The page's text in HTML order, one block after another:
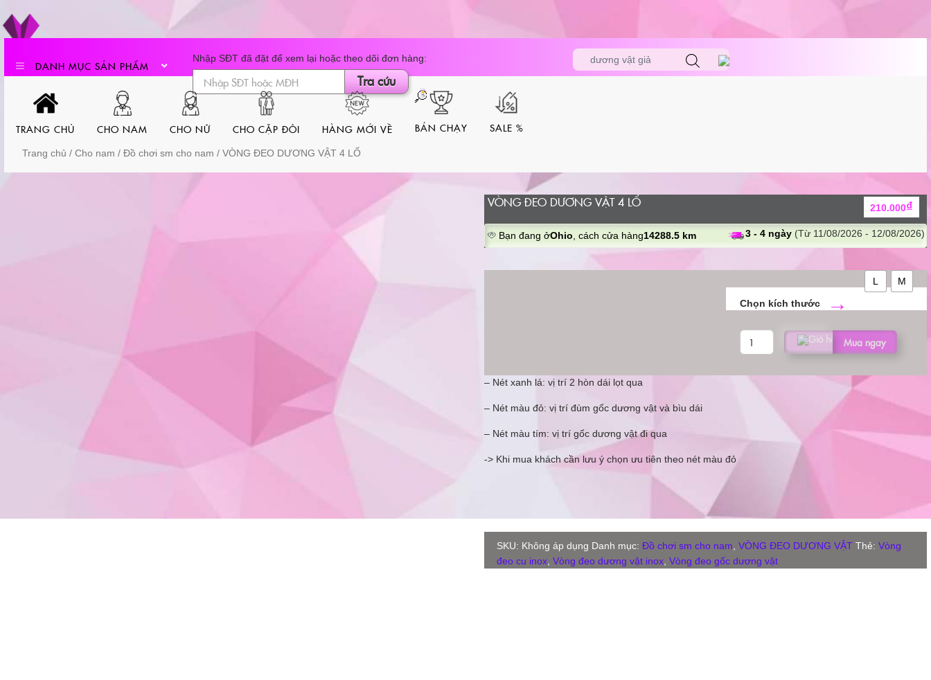
Skip
to
kiếm
sản
phẩm
dương vật giả
DANH MỤC SẢN PHẨM
TRANG CHỦ CHO NAM CHO NỮ CHO CẶP ĐÔI HÀNG MỚI VỀ BÁN CHẠY SALE %
Trang chủ / Cho nam / Đồ chơi sm cho nam / VÒNG ĐEO DƯƠNG VẬT 4 LỔ
Nhập SĐT đã đặt để xem lại hoặc theo dõi đơn hàng:
Tra cứu
210.000₫
VÒNG ĐEO DƯƠNG VẬT 4 LỔ
Bạn đang ởOhio, cách cửa hàng14288.5 km 3 - 4 ngày (Từ 11/08/2026 - 12/08/2026)
kích thước
M
VÒNG
ĐEO
lượng
Mua ngay
– Nét xanh lá: vị trí 2 hòn dái lọt qua
– Nét màu đỏ: vị trí đùm gốc dương vật và bìu dái
– Nét màu tím: vị trí gốc dương vật đi qua
-> Khi mua khách cần lưu ý chọn ưu tiên theo nét màu đỏ
SKU: Không áp dụng Danh mục: Đồ chơi sm cho nam VÒNG ĐEO DƯƠNG VẬT Thẻ: Vòng
đeo cu inox, Vòng đeo dương vật inox, Vòng đeo gốc dương vật